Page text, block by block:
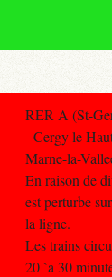
RER A (St-
- Cergy le
Marne-la-
En raison de
est perturbe
la ligne.
Les trains
20 `a 30